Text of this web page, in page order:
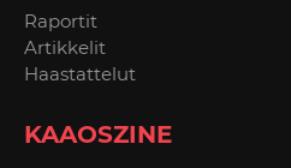
Raportit
Artikkelit
Haastattelut
KAAOSZINE